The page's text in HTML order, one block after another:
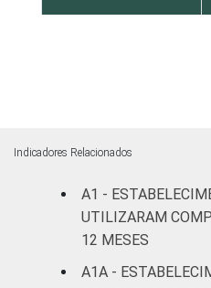
IDENTIFICAÇÃO DE
Indicadores Relacionados
A1 -
UTILIZARAM
12 MESES
A1A -